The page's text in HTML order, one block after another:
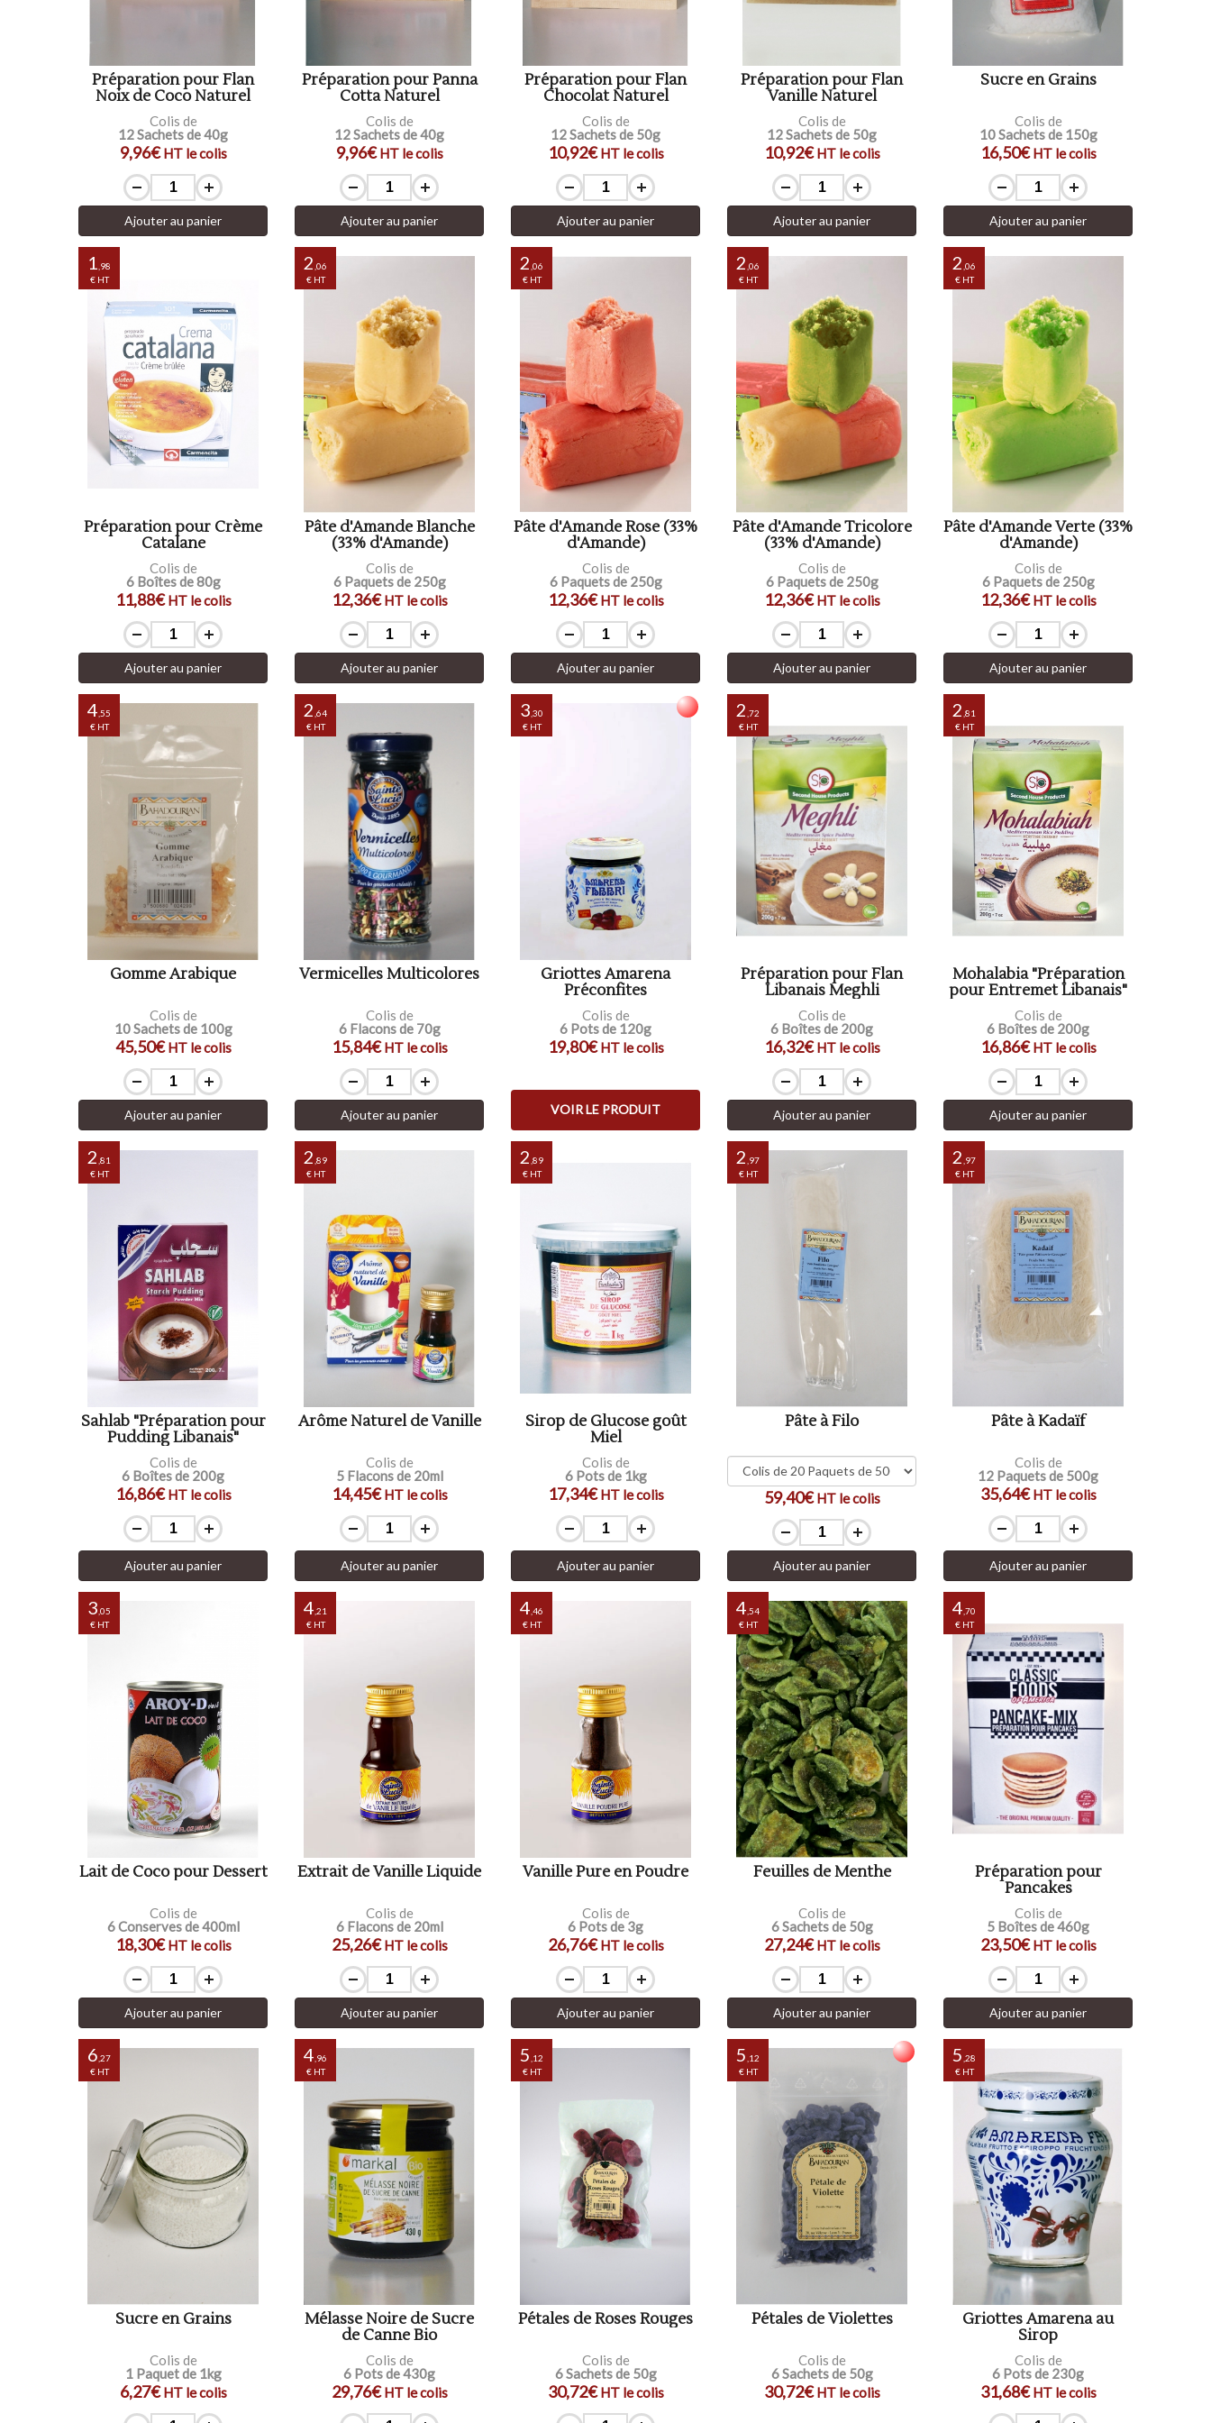
Préparation pour Flan
Noix de Coco Naturel
Colis de
12 Sachets de 40g
9,96€HT le colis
Ajouter au panier
Préparation pour Panna
Cotta Naturel
Colis de
12 Sachets de 40g
9,96€HT le colis
Ajouter au panier
Préparation pour Flan
Chocolat Naturel
Colis de
12 Sachets de 50g
10,92€HT le colis
Ajouter au panier
Préparation pour Flan
Vanille Naturel
Colis de
12 Sachets de 50g
10,92€HT le colis
Ajouter au panier
Sucre en Grains
Colis de
10 Sachets de 150g
16,50€HT le colis
Ajouter au panier
1 ,98
€ HT
Préparation pour Crème
Catalane
Colis de
6 Boîtes de 80g
11,88€HT le colis
Ajouter au panier
2 ,06
€ HT
Pâte d'Amande Blanche
(33% d'Amande)
Colis de
6 Paquets de 250g
12,36€HT le colis
Ajouter au panier
2 ,06
€ HT
Pâte d'Amande Rose (33%
d'Amande)
Colis de
6 Paquets de 250g
12,36€HT le colis
Ajouter au panier
2 ,06
€ HT
Pâte d'Amande Tricolore
(33% d'Amande)
Colis de
6 Paquets de 250g
12,36€HT le colis
Ajouter au panier
2 ,06
€ HT
Pâte d'Amande Verte (33%
d'Amande)
Colis de
6 Paquets de 250g
12,36€HT le colis
Ajouter au panier
4 ,55
€ HT
Gomme Arabique
Colis de
10 Sachets de 100g
45,50€HT le colis
Ajouter au panier
2 ,64
€ HT
Vermicelles Multicolores
Colis de
6 Flacons de 70g
15,84€HT le colis
Ajouter au panier
3 ,30
€ HT
Griottes Amarena
Préconfites
Colis de
6 Pots de 120g
19,80€HT le colis
VOIR LE PRODUIT
2 ,72
€ HT
Préparation pour Flan
Libanais Meghli
Colis de
6 Boîtes de 200g
16,32€HT le colis
Ajouter au panier
2 ,81
€ HT
Mohalabia "Préparation
pour Entremet Libanais"
Colis de
6 Boîtes de 200g
16,86€HT le colis
Ajouter au panier
2 ,81
€ HT
Sahlab "Préparation pour
Pudding Libanais"
Colis de
6 Boîtes de 200g
16,86€HT le colis
Ajouter au panier
2 ,89
€ HT
Arôme Naturel de Vanille
Colis de
5 Flacons de 20ml
14,45€HT le colis
Ajouter au panier
2 ,89
€ HT
Sirop de Glucose goût
Miel
Colis de
6 Pots de 1kg
17,34€HT le colis
Ajouter au panier
2 ,97
€ HT
Pâte à Filo
59,40€HT le colis
Ajouter au panier
2 ,97
€ HT
Pâte à Kadaïf
Colis de
12 Paquets de 500g
35,64€HT le colis
Ajouter au panier
3 ,05
€ HT
Lait de Coco pour Dessert
Colis de
6 Conserves de 400ml
18,30€HT le colis
Ajouter au panier
4 ,21
€ HT
Extrait de Vanille Liquide
Colis de
6 Flacons de 20ml
25,26€HT le colis
Ajouter au panier
4 ,46
€ HT
Vanille Pure en Poudre
Colis de
6 Pots de 3g
26,76€HT le colis
Ajouter au panier
4 ,54
€ HT
Feuilles de Menthe
Colis de
6 Sachets de 50g
27,24€HT le colis
Ajouter au panier
4 ,70
€ HT
Préparation pour
Pancakes
Colis de
5 Boîtes de 460g
23,50€HT le colis
Ajouter au panier
6 ,27
€ HT
Sucre en Grains
Colis de
1 Paquet de 1kg
6,27€HT le colis
4 ,96
€ HT
Mélasse Noire de Sucre
de Canne Bio
Colis de
6 Pots de 430g
29,76€HT le colis
5 ,12
€ HT
Pétales de Roses Rouges
Colis de
6 Sachets de 50g
30,72€HT le colis
5 ,12
€ HT
Pétales de Violettes
Colis de
6 Sachets de 50g
30,72€HT le colis
5 ,28
€ HT
Griottes Amarena au
Sirop
Colis de
6 Pots de 230g
31,68€HT le colis